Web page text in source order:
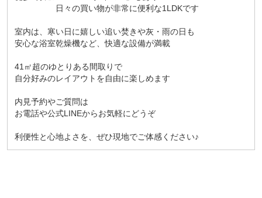
日々の買い物が非常に便利な1LDKです
室内は、寒い日に嬉しい追い焚きや灰・雨の日も
安心な浴室乾燥機など、快適な設備が満載
41㎡超のゆとりある間取りで
自分好みのレイアウトを自由に楽しめます
内見予約やご質問は
お電話や公式LINEからお気軽にどうぞ
利便性と心地よさを、ぜひ現地でご体感ください♪